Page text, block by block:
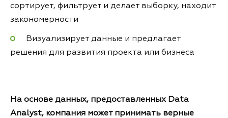
сортирует, фильтрует и делает выборку, находит
закономерности
Визуализирует данные и предлагает
решения для развития проекта или бизнеса
На основе данных, предоставленных Data
Analyst, компания может принимать верные